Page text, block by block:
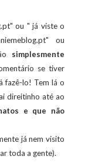
ou " já viste o
ou
simplesmente
se tiver
fazê-lo! Tem lá o
direitinho até ao
e que não
já nem visito
toda a gente).